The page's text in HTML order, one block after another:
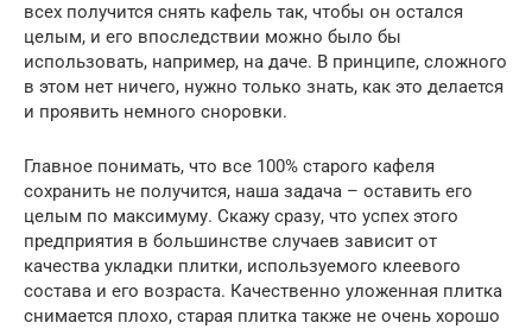
всех получится снять кафель так, чтобы он остался
целым, и его впоследствии можно было бы
использовать, например, на даче. В принципе, сложного
в этом нет ничего, нужно только знать, как это делается
и проявить немного сноровки.
Главное понимать, что все 100% старого кафеля
сохранить не получится, наша задача – оставить его
целым по максимуму. Скажу сразу, что успех этого
предприятия в большинстве случаев зависит от
качества укладки плитки, используемого клеевого
состава и его возраста. Качественно уложенная плитка
снимается плохо, старая плитка также не очень хорошо